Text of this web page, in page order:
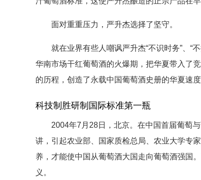
面对重重压力，严升杰选择了坚守。
就在业界有些人嘲讽严升杰“不识时务”、“
华南市场干红葡萄酒的火爆期，把华夏带入了
的历程，创造了永载中国葡萄酒史册的华夏速度
科技制胜研制国际标准第一瓶
2004年7月28日，北京。在中国首届葡萄与
讲，引起农业部、国家质检总局、农业大学专
养，才能使中国从葡萄酒大国走向葡萄酒强国
义。